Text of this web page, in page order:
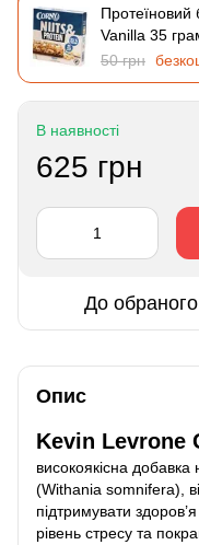
Протеїновий
Vanillа 35
50 грн
В наявності
625 грн
До обраного
Опис
Kevin Levrone
високоякісна добавка
(Withania somnifera),
підтримувати
рівень стресу та